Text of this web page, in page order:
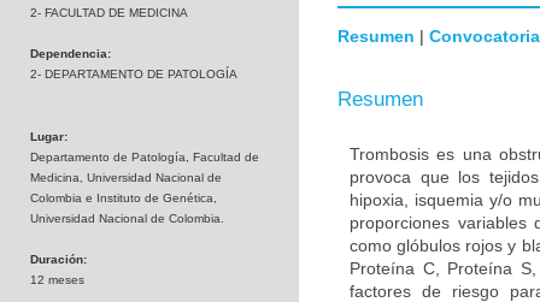
2- FACULTAD DE MEDICINA
Dependencia:
2- DEPARTAMENTO DE PATOLOGÍA
Lugar:
Departamento de Patología, Facultad de
Medicina, Universidad Nacional de
Colombia e Instituto de Genética,
Universidad Nacional de Colombia.
Duración:
12 meses
Resumen | Convocatoria
Resumen
Trombosis es una
provoca que los
hipoxia, isquemia y/o
proporciones variables
como glóbulos rojos y
Proteína C, Proteína
factores de riesgo